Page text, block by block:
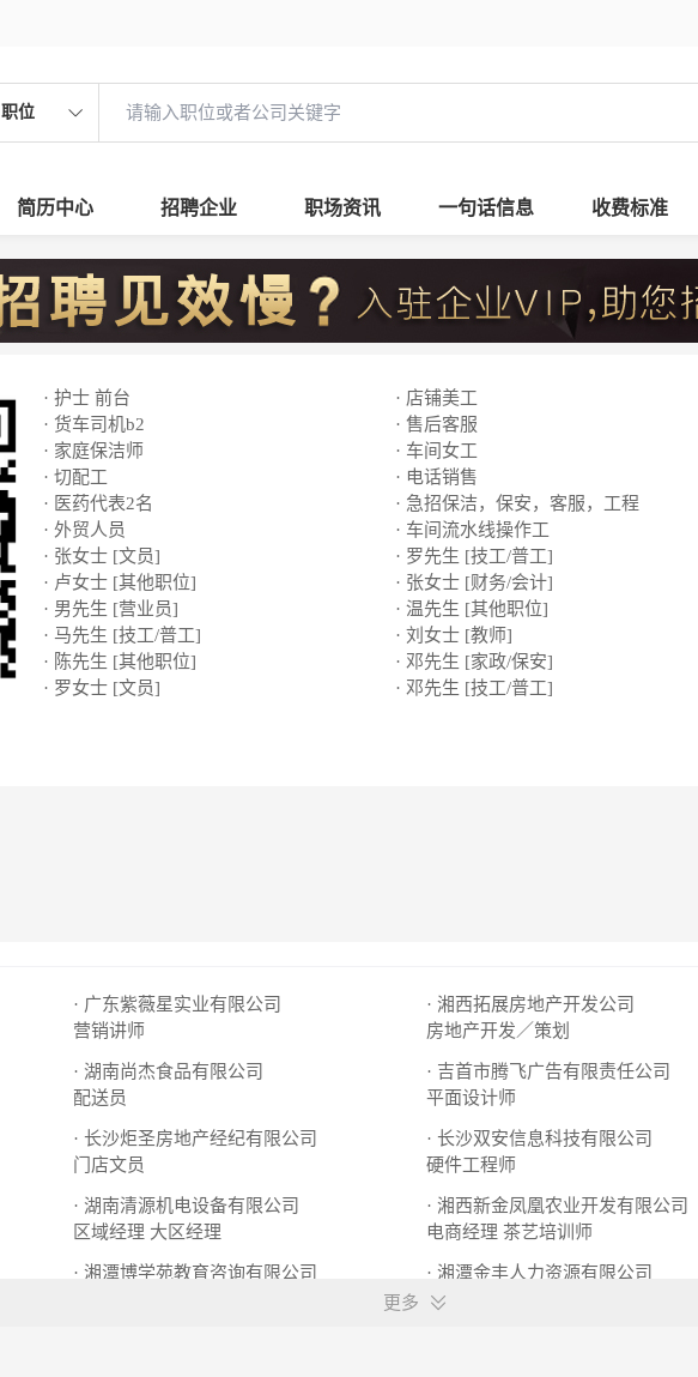
职位
简历中心 招聘企业 职场资讯 一句话信息 收费标准
· 护士 前台
· 店铺美工
· 货车司机b2
· 售后客服
· 家庭保洁师
· 车间女工
· 切配工
· 电话销售
· 医药代表2名
· 急招保洁，保安，客服，工程
· 外贸人员
· 车间流水线操作工
· 张女士 [文员]
· 罗先生 [技工/普工]
· 卢女士 [其他职位]
· 张女士 [财务/会计]
· 男先生 [营业员]
· 温先生 [其他职位]
· 马先生 [技工/普工]
· 刘女士 [教师]
· 陈先生 [其他职位]
· 邓先生 [家政/保安]
· 罗女士 [文员]
· 邓先生 [技工/普工]
· 广东紫薇星实业有限公司
营销讲师
· 湘西拓展房地产开发公司
房地产开发／策划
· 湖南尚杰食品有限公司
配送员
· 吉首市腾飞广告有限责任公司
平面设计师
· 长沙炬圣房地产经纪有限公司
门店文员
· 长沙双安信息科技有限公司
硬件工程师
· 湖南清源机电设备有限公司
区域经理 大区经理
· 湘西新金凤凰农业开发有限公司
电商经理 茶艺培训师
· 湘潭博学苑教育咨询有限公司
· 湘潭金丰人力资源有限公司
推销员
更多